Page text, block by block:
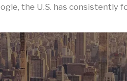
the U.S. has consistently